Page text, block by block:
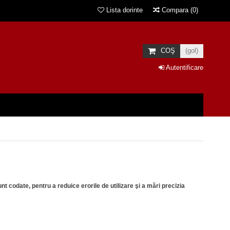
Compara (0)
Lista dorinte
COŞ (gol)
Autentificare
codate, pentru a reduice erorile de utilizare şi a mări precizia